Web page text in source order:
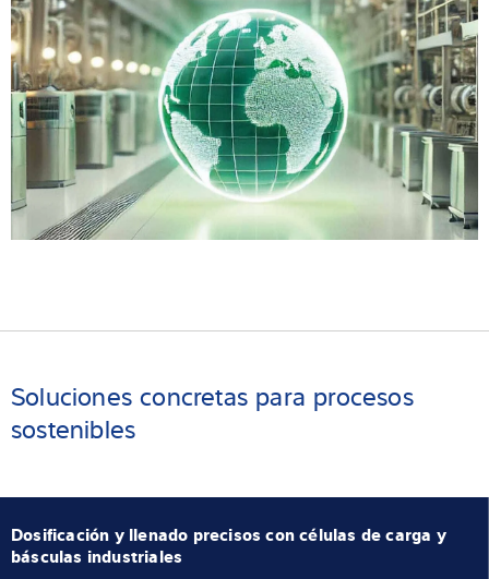
Soluciones concretas para procesos
sostenibles
Dosificación y llenado precisos con células de carga y
básculas industriales